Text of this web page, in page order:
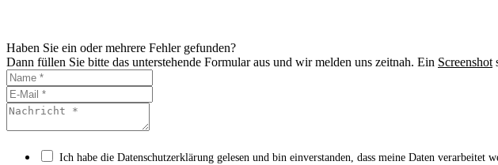
Haben Sie ein oder mehrere Fehler gefunden?
Dann füllen Sie bitte das unterstehende Formular aus und wir melden uns zeitnah. Ein Screenshot
Ich habe die Datenschutzerklärung gelesen und bin einverstanden, dass meine Daten verarbeitet